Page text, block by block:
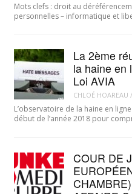
Mots clefs : droit au
personnelles – informatique et
La 2ème
la haine en
Loi AVIA
CHLOÉ HOAREAU /
L’observatoire de la haine en
début de l’année 2018 pour
COUR DE